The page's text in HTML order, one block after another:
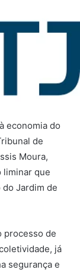
economia do
de
Moura,
liminar que
Jardim de
processo de
já
segurança e